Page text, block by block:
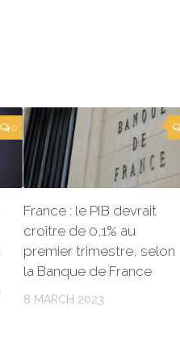
0
France : le PIB devrait
croître de 0,1% au
premier trimestre, selon
la Banque de France
8 MARCH 2023